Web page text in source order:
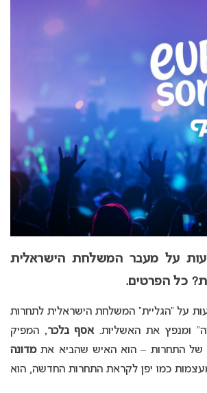
על מעבר המשלחת הישראלית
כל הפרטים.
על “הגליית” המשלחת הישראלית לתחרות
ומנפץ את האשליות.אסף בלכר, המפיק
של התחרות – הוא האיש שהביא אתמדונה
כמו יפן לקראת התחרות החדשה, הוא